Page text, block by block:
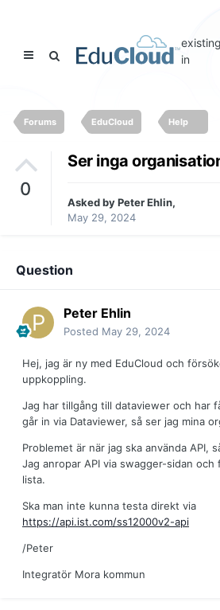
in
Forums EduCloud Help
0
Ser inga
Asked byPeter Ehlin,
May 29, 2024
Question
Peter Ehlin
Posted May 29, 2024
Hej, jag är ny med EduCloud och
uppkoppling.
Jag har tillgång till dataviewer och har
går in via Dataviewer, så ser jag mina
Problemet är när jag ska använda API,
Jag anropar API via swagger-sidan
lista.
Ska man inte kunna testa direkt via
https://api.ist.com/ss12000v2-api
/Peter
Integratör Mora kommun